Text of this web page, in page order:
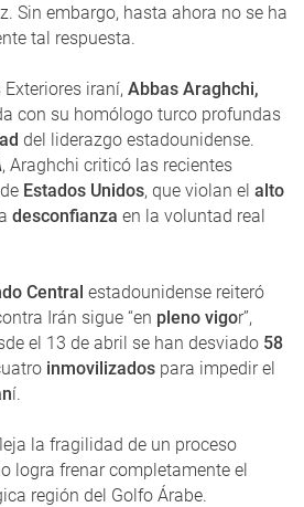
z. Sin embargo, hasta ahora no se ha
tal respuesta.
iraní, Abbas Araghchi,
con su homólogo turco profundas
del liderazgo estadounidense.
, Araghchi criticó las recientes
de Estados Unidos, que violan el alto
desconfianza en la voluntad real
Central estadounidense reiteró
Irán sigue “en pleno vigor”,
el 13 de abril se han desviado 58
inmovilizados para impedir el
í.
la fragilidad de un proceso
logra frenar completamente el
región del Golfo Árabe.